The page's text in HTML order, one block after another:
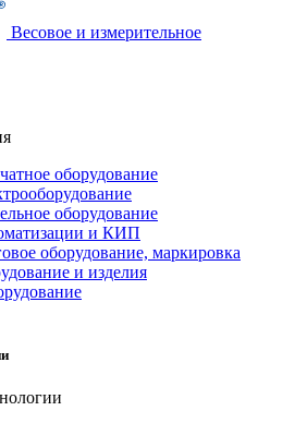
Весовое и измерительное
оборудование
оборудование
и КИП
оборудование, маркировка
и изделия